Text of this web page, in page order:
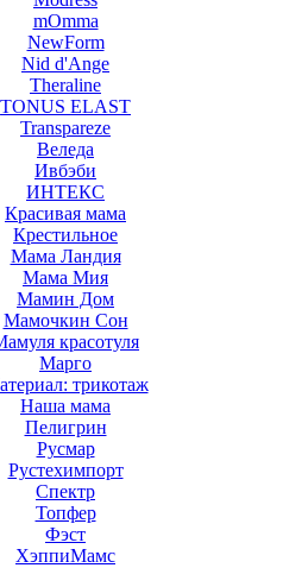
mOmma
NewForm
Nid d'Ange
Theraline
TONUS ELAST
Transpareze
Веледа
Ивбэби
ИНТЕКС
Красивая мама
Крестильное
Мама Ландия
Мама Мия
Мамин Дом
Мамочкин Сон
красотуля
Марго
трикотаж
Наша мама
Пелигрин
Русмар
Рустехимпорт
Спектр
Топфер
Фэст
ХэппиМамс